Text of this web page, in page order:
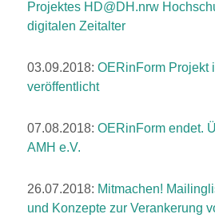
Projektes HD@DH.nrw
digitalen Zeitalter
03.09.2018:OERinForm Projekt
veröffentlicht
07.08.2018:OERinForm endet.
AMH e.V.
26.07.2018: Mitmachen!
und Konzepte zur Verankerung